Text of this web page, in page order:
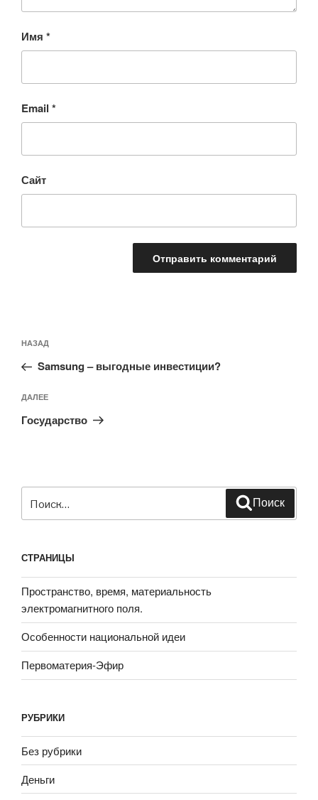
Имя *
Email *
Сайт
по
записям
Предыдущая
запись:
НАЗАД
Samsung – выгодные инвестиции?
Следующая
запись
ДАЛЕЕ
Государство
Поиск
СТРАНИЦЫ
Пространство, время, материальность
электромагнитного поля.
Особенности национальной идеи
Первоматерия-Эфир
РУБРИКИ
Без рубрики
Деньги